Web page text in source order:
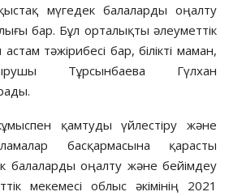
мүгедек балаларды оңалту
бар. Бұл орталықты әлеуметтік
тәжірибесі бар, білікті маман,
Тұрсынбаева Гүлхан
қамтуды үйлестіру және
басқармасына қарасты
балаларды оңалту және бейімдеу
мекемесі облыс әкімінің 2021